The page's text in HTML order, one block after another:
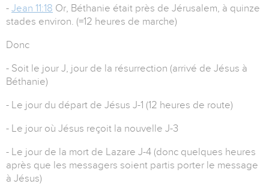
- Jean 11:18 Or, Béthanie était près de Jérusalem, à quinze
stades environ. (=12 heures de marche)
Donc
- Soit le jour J, jour de la résurrection (arrivé de Jésus à
Béthanie)
- Le jour du départ de Jésus J-1 (12 heures de route)
- Le jour où Jésus reçoit la nouvelle J-3
- Le jour de la mort de Lazare J-4 (donc quelques heures
après que les messagers soient partis porter le message
à Jésus)